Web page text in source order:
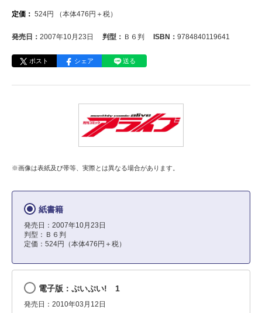
定価： 524円 （本体476 円＋税）
発売日： 2007年10月23日 判型： Ｂ６判 ISBN： 9784840119641
ポスト シェア 送る
※画像は表紙及び帯等、実際とは異なる場合があります。
紙書籍
発売日：2007年10月23日
判型：Ｂ６判
定価：524円（本体476円＋税）
電子版：ぷいぷい! 1
発売日：2010年03月12日